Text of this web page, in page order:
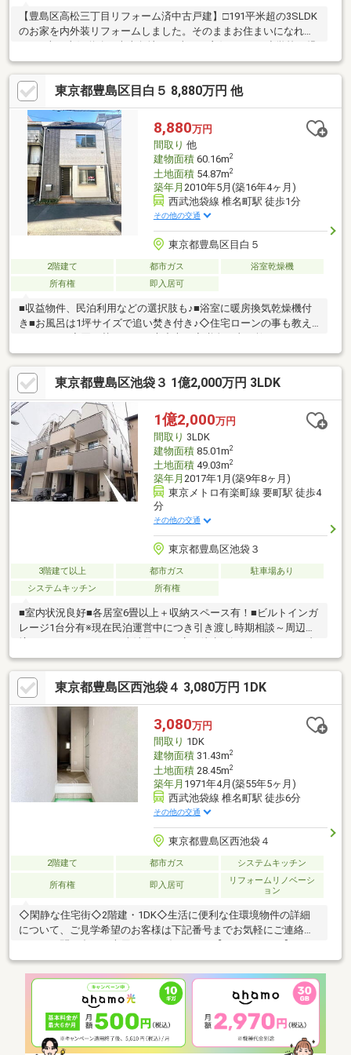
【豊島区高松三丁目リフォーム済中古戸建】□191平米超の3SLDK
のお家を内外装リフォームしました。そのままお住まいになれま
童公園も近く子育て環境良好です。□コンビニ、スーパーが近い
ので日々のお買い物の便利です。□演劇やアニメ等、様々なカル
チャーが集う街・池袋にもバス16分でアクセスできます。□2008
年積水ハウス施工のお家をフルリフォームしました。□3駅2路線
アクセスできるので、通勤通学便利な立地です。
東京都豊島区目白５ 8,880万円 他
8,880万円
間取り 他
建物面積60.16m2
土地面積54.87m2
築年月 2010年5月(築16年4ヶ月)
西武池袋線 椎名町駅 徒歩1分
その他の交通
東京都豊島区目白５
2階建て 都市ガス
浴室乾燥機
所有権
即入居可
■収益物件、民泊利用などの選択肢も♪■浴室に暖房換気乾燥機付
き■お風呂は1坪サイズで追い焚き付き♪◇住宅ローンの事も教え
の？◇周辺環境も気になるけど教えてくれるの？などのご相談も
承っております！物件を見る前に住宅ローンのご相談のみご希望
の場合もお気軽にお問合せください♪弊社の信念は、【あなたの未
来に＋1】です☆あなたの立場で一緒に考えます！些細な事でも
是非、お気兼ねなくお申し付けくださいm(__)m
東京都豊島区池袋３ 1億2,000万円 3LDK
1億2,000万円
間取り 3LDK
建物面積85.01m2
土地面積49.03m2
築年月 2017年1月(築9年8ヶ月)
東京メトロ有楽町線 要町駅 徒歩4
分
その他の交通
東京都豊島区池袋３
3階建て以上 都市ガス
駐車場あり
システムキッチン
所有権
■室内状況良好■各居室6畳以上＋収納スペース有！■ビルトインガ
レージ1台分有※現在民泊運営中につき引き渡し時期相談～周辺環
ンイレブン 池袋３丁目店 徒歩3分（203m）・どらっぐぱぱす 要
町駅前店 徒歩7分（508m）・豊島区立池袋小学校 徒歩11分
（849m）・関野病院 徒歩6分（459m）
東京都豊島区西池袋４ 3,080万円 1DK
3,080万円
間取り 1DK
建物面積31.43m2
土地面積28.45m2
築年月 1971年4月(築55年5ヶ月)
西武池袋線 椎名町駅 徒歩6分
その他の交通
東京都豊島区西池袋４
2階建て 都市ガス システムキッチン
所有権 即入居可
リフォームリノベーシ
ョン
◇閑静な住宅街◇2階建・1DK◇生活に便利な住環境物件の詳細
について、ご見学希望のお客様は下記番号までお気軽にご連絡下